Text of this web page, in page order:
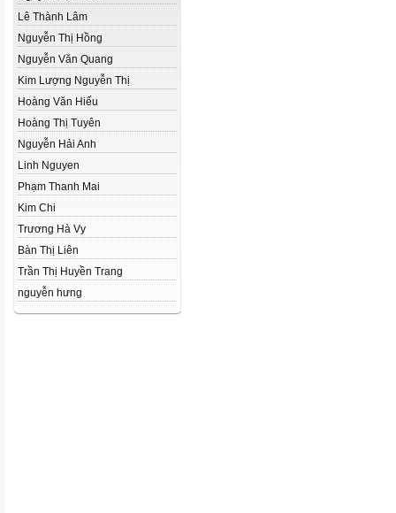
Lê Thành Lâm
Nguyễn Thị Hồng
Nguyễn Văn Quang
Kim Lượng Nguyễn Thị
Hoàng Văn Hiếu
Hoàng Thị Tuyên
Nguyễn Hải Anh
Linh Nguyen
Phạm Thanh Mai
Kim Chi
Trương Hà Vy
Bàn Thị Liên
Trần Thị Huyền Trang
nguyễn hưng